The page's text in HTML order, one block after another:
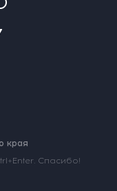
края
Спасибо!